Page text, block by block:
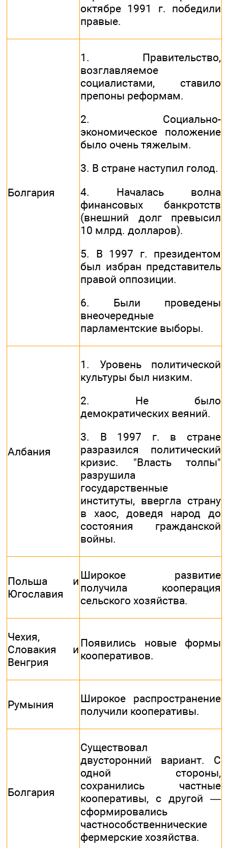
октябре 1991 г. победили
правые.
Болгария
1. Правительство,
возглавляемое
социалистами, ставило
препоны реформам.
2. Социально-
экономическое положение
было очень тяжелым.
3. В стране наступил голод.
4. Началась волна
финансовых банкротств
(внешний долг превысил
10 млрд. долларов).
5. В 1997 г. президентом
был избран представитель
правой оппозиции.
6. Были проведены
внеочередные
парламентские выборы.
Албания
1. Уровень политической
культуры был низким.
2. Не было
демократических веяний.
3. В 1997 г. в стране
разразился политический
кризис. "Власть толпы"
разрушила
государственные
институты, ввергла страну
в хаос, доведя народ до
состояния гражданской
войны.
Польша и
Югославия
Широкое развитие
получила кооперация
сельского хозяйства.
Чехия,
Словакия и
Венгрия
Появились новые формы
кооперативов.
Румыния
Широкое распространение
получили кооперативы.
Болгария
Существовал
двусторонний вариант. С
одной стороны,
сохранились частные
кооперативы, с другой —
сформировались
частнособственнические
фермерские хозяйства.